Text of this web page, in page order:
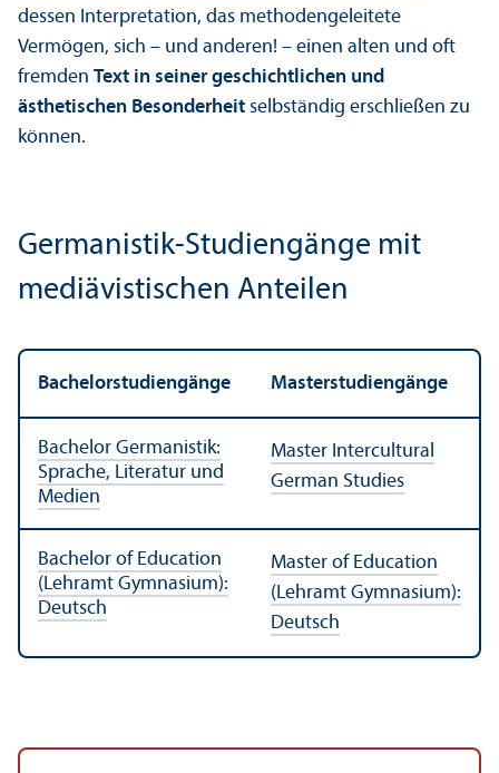
dessen Interpretation, das methodengeleitete
Vermögen, sich – und anderen! – einen alten und oft
fremden Text in seiner geschichtlichen und
ästhetischen Besonderheit selbständig erschließen zu
können.
Germanistik-Studien­gänge mit
mediävistischen Anteilen
Bachelor­studien­gänge Master­studien­gänge
Bachelor Germanistik:
Sprache, Literatur und
Medien
Master Intercultural
German Studies
Bachelor of Education
(Lehr­amt Gymnasium):
Deutsch
Master of Education
(Lehr­amt Gymnasium):
Deutsch